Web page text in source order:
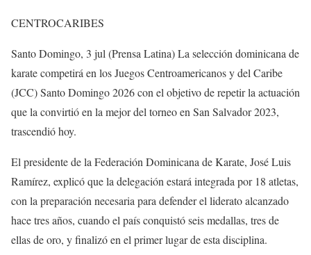
CENTROCARIBES
Santo Domingo, 3 jul (Prensa Latina) La selección dominicana de
karate competirá en los Juegos Centroamericanos y del Caribe
(JCC) Santo Domingo 2026 con el objetivo de repetir la actuación
que la convirtió en la mejor del torneo en San Salvador 2023,
trascendió hoy.
El presidente de la Federación Dominicana de Karate, José Luis
Ramírez, explicó que la delegación estará integrada por 18 atletas,
con la preparación necesaria para defender el liderato alcanzado
hace tres años, cuando el país conquistó seis medallas, tres de
ellas de oro, y finalizó en el primer lugar de esta disciplina.